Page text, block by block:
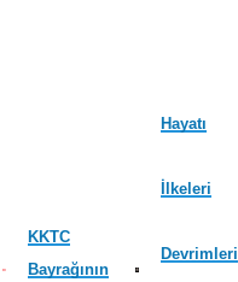
KKTC
Bayrağının
Hayatı
İlkeleri
Devrimleri